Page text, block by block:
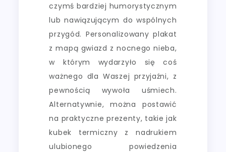
czymś bardziej humorystycznym
lub nawiązującym do wspólnych
przygód. Personalizowany plakat
z mapą gwiazd z nocnego nieba,
w którym wydarzyło się coś
ważnego dla Waszej przyjaźni, z
pewnością wywoła uśmiech.
Alternatywnie, można postawić
na praktyczne prezenty, takie jak
kubek termiczny z nadrukiem
ulubionego powiedzenia